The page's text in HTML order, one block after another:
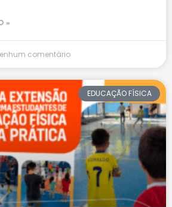
»
comentário
EDUCAÇÃO FÍSICA